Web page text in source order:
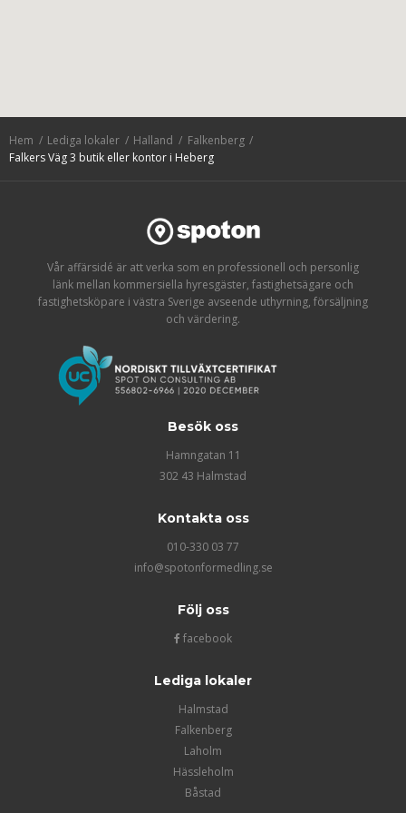
Hem Lediga lokaler Halland
Falkenberg
Falkers Väg 3 butik eller kontor i Heberg
Vår affärsidé är att verka som en professionell och personlig
länk mellan kommersiella hyresgäster, fastighetsägare och
fastighetsköpare i västra Sverige avseende uthyrning, försäljning
och värdering.
Besök oss
Hamngatan 11
302 43 Halmstad
Kontakta oss
010-330 03 77
info@spotonformedling.se
Följ oss
facebook
Lediga lokaler
Halmstad
Falkenberg
Laholm
Hässleholm
Båstad